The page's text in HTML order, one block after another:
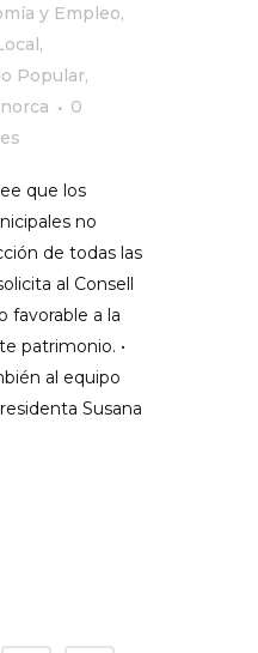
y Empleo,
,
Popular,
0
que los
no
de todas las
al Consell
favorable a la
patrimonio. •
al equipo
Susana